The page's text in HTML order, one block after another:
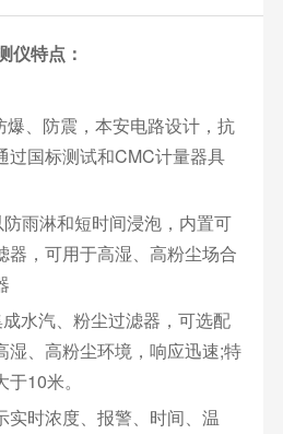
仪特点：
、防震，本安电路设计，抗
过国标测试和CMC计量器具
雨淋和短时间浸泡，内置可
器，可用于高湿、高粉尘场合
水汽、粉尘过滤器，可选配
湿、高粉尘环境，响应迅速;特
10米。
实时浓度、报警、时间、温